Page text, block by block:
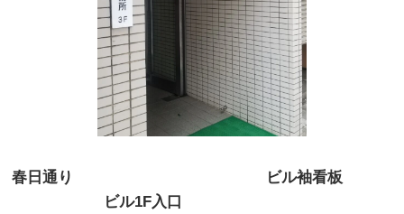
春日通り
ビル袖看板
ビル1F入口